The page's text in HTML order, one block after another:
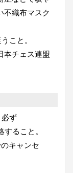
不織布マスク
こと。
本チェス連盟
ず
ること。
キャンセ